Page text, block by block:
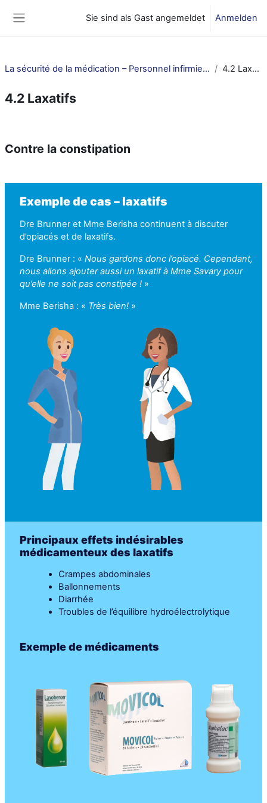
Sie sind als Gast angemeldet Anmelden
La sécurité de la médication – Personnel infirmier et ASSC 4.2 Laxatifs
4.2 Laxatifs
Contre la constipation
Exemple de cas – laxatifs
Dre Brunner et Mme Berisha continuent à discuter
d’opiacés et de laxatifs.
Dre Brunner : « Nous gardons donc l’opiacé. Cependant,
nous allons ajouter aussi un laxatif à Mme Savary pour
qu’elle ne soit pas constipée ! »
Mme Berisha : « Très bien! »
Principaux effets indésirables
médicamenteux des laxatifs
Crampes abdominales
Ballonnements
Diarrhée
Troubles de l’équilibre hydroélectrolytique
Exemple de médicaments